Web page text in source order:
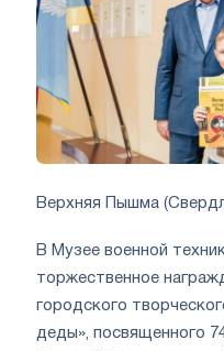
Верхняя Пышма
В Музее военной
торжественное
городского
деды», посвященного